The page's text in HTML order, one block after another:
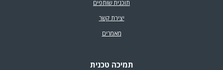
תוכנית שותפים
יצירת קשר
מאמרים
תמיכה טכנית